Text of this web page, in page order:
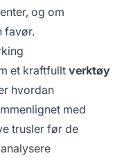
og om
favør.
et kraftfullt verktøy
hvordan
med
trusler før de